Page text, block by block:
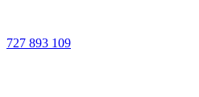
727 893 109